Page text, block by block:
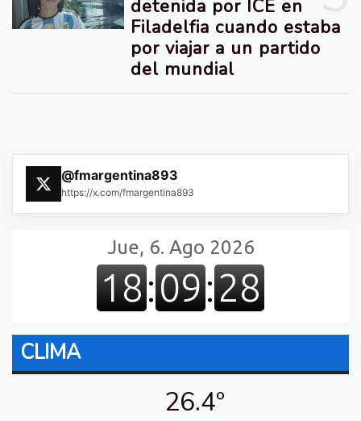
detenida por ICE en
Filadelfia cuando estaba
por viajar a un partido
del mundial
@fmargentina893
https://x.com/fmargentina893
CLIMA
26.4º